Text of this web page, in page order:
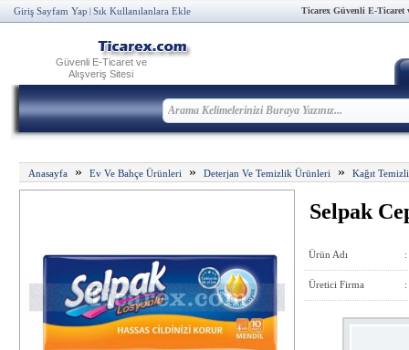
Giriş Sayfam Yap Sık Kullanılanlara Ekle Ticarex Güvenli E-Ticaret
Güvenli E-Ticaret ve
Alışveriş Sitesi
Anasayfa» Ev Ve Bahçe Ürünleri » Deterjan Ve Temizlik Ürünleri » Kağıt
Selpak
Ürün Adı :
Üretici Firma :